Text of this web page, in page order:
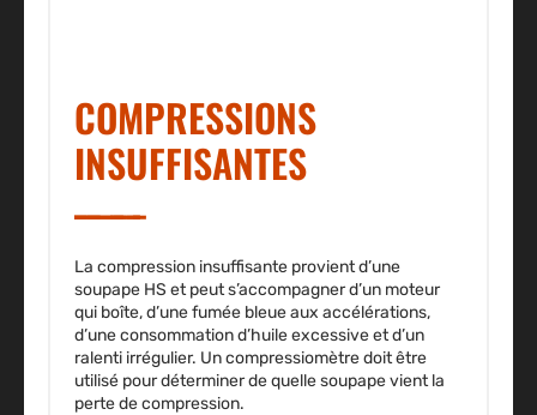
COMPRESSIONS
INSUFFISANTES
La compression insuffisante provient d’une
soupape HS et peut s’accompagner d’un moteur
qui boîte, d’une fumée bleue aux accélérations,
d’une consommation d’huile excessive et d’un
ralenti irrégulier. Un compressiomètre doit être
utilisé pour déterminer de quelle soupape vient la
perte de compression.